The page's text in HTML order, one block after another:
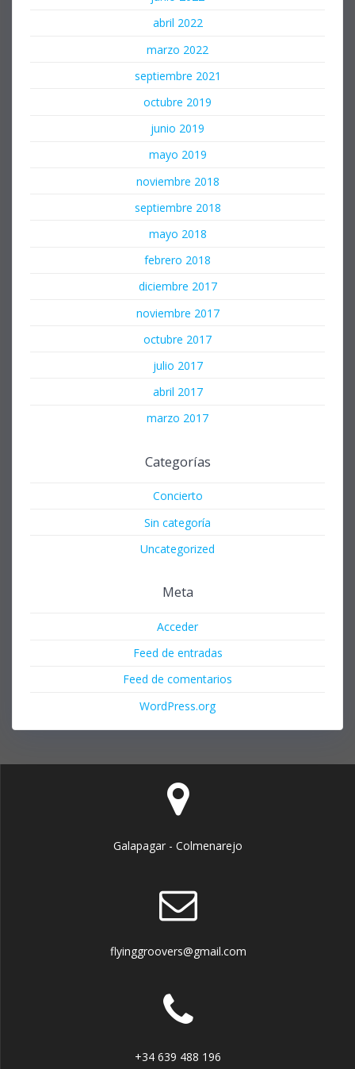
abril 2022
marzo 2022
septiembre 2021
octubre 2019
junio 2019
mayo 2019
noviembre 2018
septiembre 2018
mayo 2018
febrero 2018
diciembre 2017
noviembre 2017
octubre 2017
julio 2017
abril 2017
marzo 2017
Categorías
Concierto
Sin categoría
Uncategorized
Meta
Acceder
Feed de entradas
Feed de comentarios
WordPress.org
Galapagar - Colmenarejo
flyinggroovers@gmail.com
+34 639 488 196